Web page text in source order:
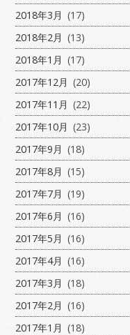
2018年3月 (17)
2018年2月 (13)
2018年1月 (17)
2017年12月 (20)
2017年11月 (22)
2017年10月 (23)
2017年9月 (18)
2017年8月 (15)
2017年7月 (19)
2017年6月 (16)
2017年5月 (16)
2017年4月 (16)
2017年3月 (18)
2017年2月 (16)
2017年1月 (18)